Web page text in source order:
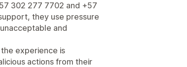
302 277 7702 and +57
they use pressure
and
experience is
actions from their